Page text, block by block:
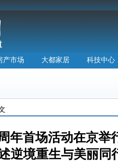
产市场 大都家居 科技中心
年首场活动在京举
逆境重生与美丽同